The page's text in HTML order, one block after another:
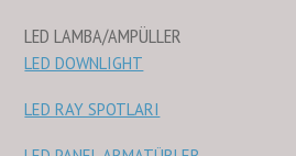
LED LAMBA/AMPÜLLER
LED DOWNLIGHT
LED RAY SPOTLARI